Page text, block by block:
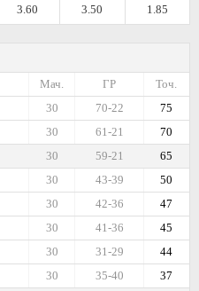
1.85
3.50
3.60
Точ.
ГР
Мач.
75
70-22
30
70
61-21
30
65
59-21
30
50
43-39
30
47
42-36
30
45
41-36
30
44
31-29
30
37
35-40
30